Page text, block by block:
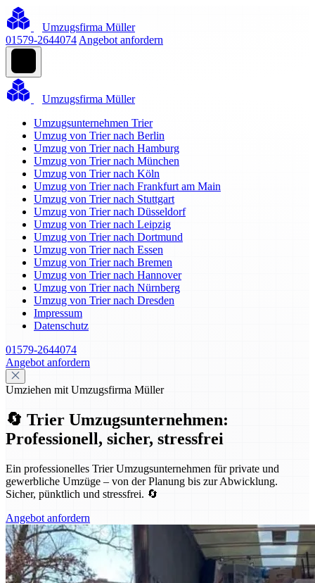
Umzugsfirma Müller
01579-2644074 Angebot anfordern
Umzugsfirma Müller
Umzugsunternehmen Trier
Umzug von Trier nach Berlin
Umzug von Trier nach Hamburg
Umzug von Trier nach München
Umzug von Trier nach Köln
Umzug von Trier nach Frankfurt am Main
Umzug von Trier nach Stuttgart
Umzug von Trier nach Düsseldorf
Umzug von Trier nach Leipzig
Umzug von Trier nach Dortmund
Umzug von Trier nach Essen
Umzug von Trier nach Bremen
Umzug von Trier nach Hannover
Umzug von Trier nach Nürnberg
Umzug von Trier nach Dresden
Impressum
Datenschutz
01579-2644074
Angebot anfordern
Umziehen mit Umzugsfirma Müller
🔄 Trier Umzugsunternehmen:
Professionell, sicher, stressfrei
Ein professionelles Trier Umzugsunternehmen für private und
gewerbliche Umzüge – von der Planung bis zur Abwicklung.
Sicher, pünktlich und stressfrei. 🔄
Angebot anfordern